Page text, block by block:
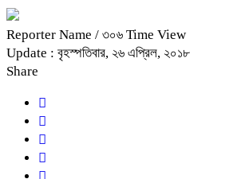
Reporter Name / ৩০৬ Time View
Update : বৃহস্পতিবার, ২৬ এপ্রিল, ২০১৮
Share